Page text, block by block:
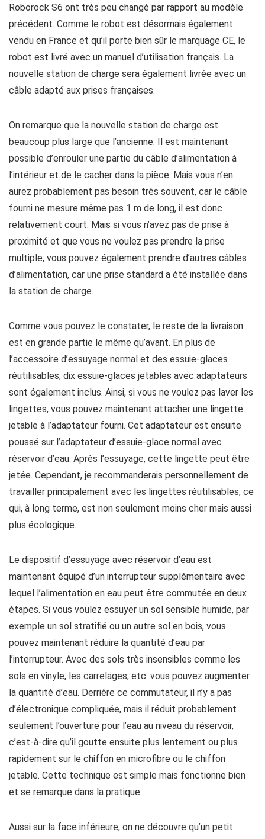
Roborock S6 ont très peu changé par rapport au modèle
précédent. Comme le robot est désormais également
vendu en France et qu’il porte bien sûr le marquage CE, le
robot est livré avec un manuel d’utilisation français. La
nouvelle station de charge sera également livrée avec un
câble adapté aux prises françaises.
On remarque que la nouvelle station de charge est
beaucoup plus large que l’ancienne. Il est maintenant
possible d’enrouler une partie du câble d’alimentation à
l’intérieur et de le cacher dans la pièce. Mais vous n’en
aurez probablement pas besoin très souvent, car le câble
fourni ne mesure même pas 1 m de long, il est donc
relativement court. Mais si vous n’avez pas de prise à
proximité et que vous ne voulez pas prendre la prise
multiple, vous pouvez également prendre d’autres câbles
d’alimentation, car une prise standard a été installée dans
la station de charge.
Comme vous pouvez le constater, le reste de la livraison
est en grande partie le même qu’avant. En plus de
l’accessoire d’essuyage normal et des essuie-glaces
réutilisables, dix essuie-glaces jetables avec adaptateurs
sont également inclus. Ainsi, si vous ne voulez pas laver les
lingettes, vous pouvez maintenant attacher une lingette
jetable à l’adaptateur fourni. Cet adaptateur est ensuite
poussé sur l’adaptateur d’essuie-glace normal avec
réservoir d’eau. Après l’essuyage, cette lingette peut être
jetée. Cependant, je recommanderais personnellement de
travailler principalement avec les lingettes réutilisables, ce
qui, à long terme, est non seulement moins cher mais aussi
plus écologique.
Le dispositif d’essuyage avec réservoir d’eau est
maintenant équipé d’un interrupteur supplémentaire avec
lequel l’alimentation en eau peut être commutée en deux
étapes. Si vous voulez essuyer un sol sensible humide, par
exemple un sol stratifié ou un autre sol en bois, vous
pouvez maintenant réduire la quantité d’eau par
l’interrupteur. Avec des sols très insensibles comme les
sols en vinyle, les carrelages, etc. vous pouvez augmenter
la quantité d’eau. Derrière ce commutateur, il n’y a pas
d’électronique compliquée, mais il réduit probablement
seulement l’ouverture pour l’eau au niveau du réservoir,
c’est-à-dire qu’il goutte ensuite plus lentement ou plus
rapidement sur le chiffon en microfibre ou le chiffon
jetable. Cette technique est simple mais fonctionne bien
et se remarque dans la pratique.
Aussi sur la face inférieure, on ne découvre qu’un petit